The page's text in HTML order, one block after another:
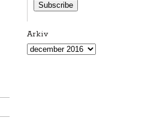
Arkiv
Arkiv